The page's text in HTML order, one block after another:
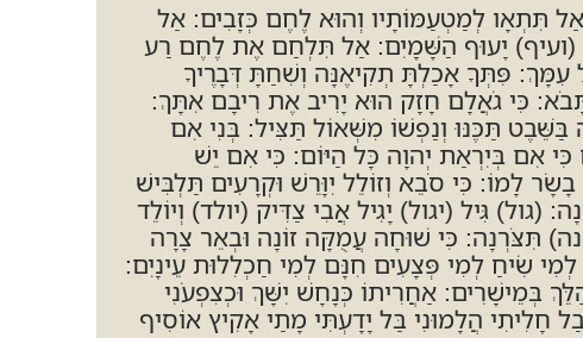
תִּתְאָו לְמַטְעַמּוֹתָיו וְהוּא לֶחֶם כְּזָבִים: אַל
(ועיף) יָעוּף הַשָּׁמָיִם: אַל תִּלְחַם אֶת לֶחֶם רַע
עִמָּךְ: פִּתְּךָ אָכַלְתָּ תְקִיאֶנָּה וְשִׁחַתָּ דְּבָרֶיךָ
כִּי גֹאֲלָם חָזָק הוּא יָרִיב אֶת רִיבָם אִתָּךְ:
תַּכֶּנּוּ וְנַפְשׁוֹ מִשְּׁאוֹל תַּצִּיל: בְּנִי אִם
אִם בְּיִרְאַת יְהוָה כָּל הַיּוֹם: כִּי אִם יֵשׁ
לָמוֹ: כִּי סֹבֵא וְזוֹלֵל יִוָּרֵשׁ וּקְרָעִים תַּלְבִּישׁ
גִּיל (יגול) יָגִיל אֲבִי צַדִּיק (יולד) וְיוֹלֵד
תִּצֹּרְנָה: כִּי שׁוּחָה עֲמֻקָּה זוֹנָה וּבְאֵר צָרָה
שִׂיחַ לְמִי פְּצָעִים חִנָּם לְמִי חַכְלִלוּת עֵינָיִם:
בְּמֵישָׁרִים: אַחֲרִיתוֹ כְּנָחָשׁ יִשָּׁךְ וּכְצִפְעֹנִי
חָלִיתִי הֲלָמוּנִי בַּל יָדָעְתִּי מָתַי אָקִיץ אוֹסִיף